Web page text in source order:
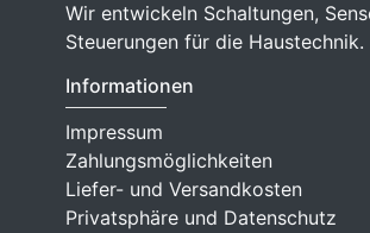
Wir entwickeln Schaltungen,
Steuerungen für die Haustechnik.
Informationen
Impressum
Zahlungsmöglichkeiten
Liefer- und Versandkosten
Privatsphäre und Datenschutz